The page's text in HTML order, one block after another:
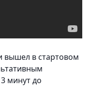
вышел в стартовом
минут до